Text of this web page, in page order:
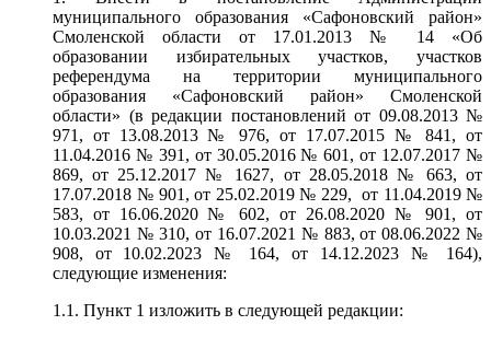
муниципального образования «Сафоновский район»
Смоленской области от 17.01.2013 № 14 «Об
образовании избирательных участков, участков
референдума на территории муниципального
образования «Сафоновский район» Смоленской
области» (в редакции постановлений от 09.08.2013 №
971, от 13.08.2013 № 976, от 17.07.2015 № 841, от
11.04.2016 № 391, от 30.05.2016 № 601, от 12.07.2017 №
869, от 25.12.2017 № 1627, от 28.05.2018 № 663, от
17.07.2018 № 901, от 25.02.2019 № 229, от 11.04.2019 №
583, от 16.06.2020 № 602, от 26.08.2020 № 901, от
10.03.2021 № 310, от 16.07.2021 № 883, от 08.06.2022 №
908, от 10.02.2023 № 164, от 14.12.2023 № 164),
следующие изменения:
1.1. Пункт 1 изложить в следующей редакции: